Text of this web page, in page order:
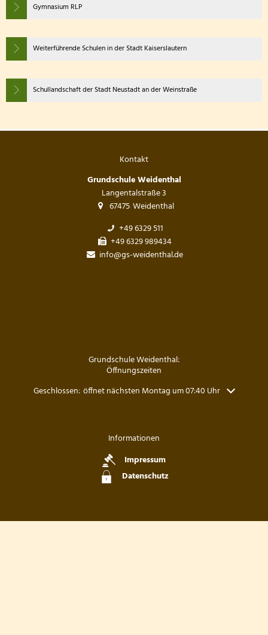
Gymnasium RLP
Weiterführende Schulen in der Stadt Kaiserslautern
Schullandschaft der Stadt Neustadt an der Weinstraße
Kontakt
Grundschule Weidenthal
Langentalstraße 3
67475 Weidenthal
+49 6329 511
+49 6329 989434
info@gs-weidenthal.de
Grundschule Weidenthal:
Öffnungszeiten
Klicken, um weitere Öffnungs- oder Schließzeiten auszublenden
Geschlossen: öffnet nächsten Montag um 07:40 Uhr
Informationen
Impressum
Datenschutz